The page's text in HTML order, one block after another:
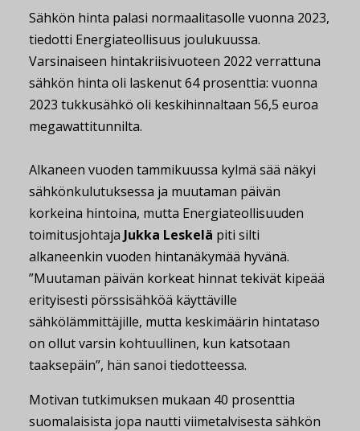
Sähkön hinta palasi normaalitasolle vuonna 2023,
tiedotti Energiateollisuus joulukuussa.
Varsinaiseen hintakriisivuoteen 2022 verrattuna
sähkön hinta oli laskenut 64 prosenttia: vuonna
2023 tukkusähkö oli keskihinnaltaan 56,5 euroa
megawattitunnilta.
Alkaneen vuoden tammikuussa kylmä sää näkyi
sähkönkulutuksessa ja muutaman päivän
korkeina hintoina, mutta Energiateollisuuden
toimitusjohtaja Jukka Leskelä piti silti
alkaneenkin vuoden hintanäkymää hyvänä.
”Muutaman päivän korkeat hinnat tekivät kipeää
erityisesti pörssisähköä käyttäville
sähkölämmittäjille, mutta keskimäärin hintataso
on ollut varsin kohtuullinen, kun katsotaan
taaksepäin”, hän sanoi tiedotteessa.
Motivan tutkimuksen mukaan 40 prosenttia
suomalaisista jopa nautti viimetalvisesta sähkön